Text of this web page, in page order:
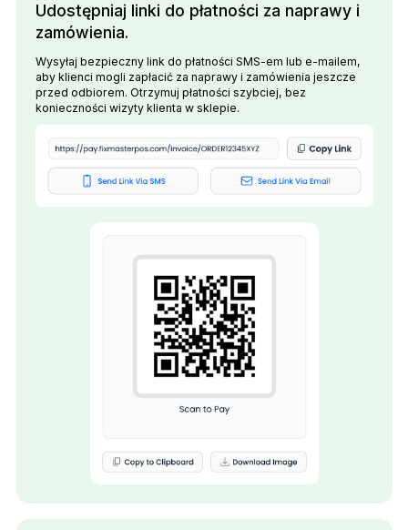
Udostępniaj linki do płatności za naprawy i
zamówienia.
Wysyłaj bezpieczny link do płatności SMS-em lub e-mailem,
aby klienci mogli zapłacić za naprawy i zamówienia jeszcze
przed odbiorem. Otrzymuj płatności szybciej, bez
konieczności wizyty klienta w sklepie.